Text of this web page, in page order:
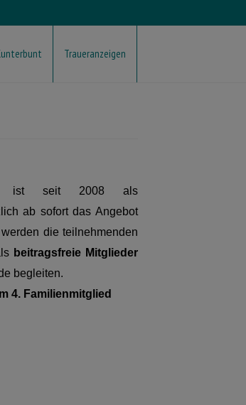
Traueranzeigen
ist seit 2008 als
ab sofort das Angebot
die teilnehmenden
beitragsfreie Mitglieder
begleiten.
4. Familienmitglied